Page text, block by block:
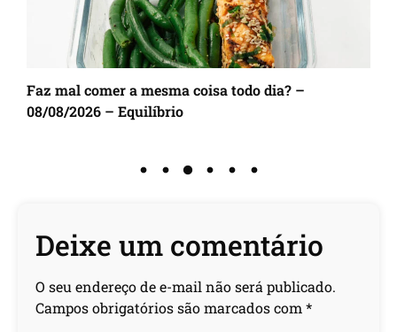
a mesma coisa todo dia? –
– Equilíbrio
Deixe um comentário
O seu endereço de e-mail não será publicado.
Campos obrigatórios são marcados com *